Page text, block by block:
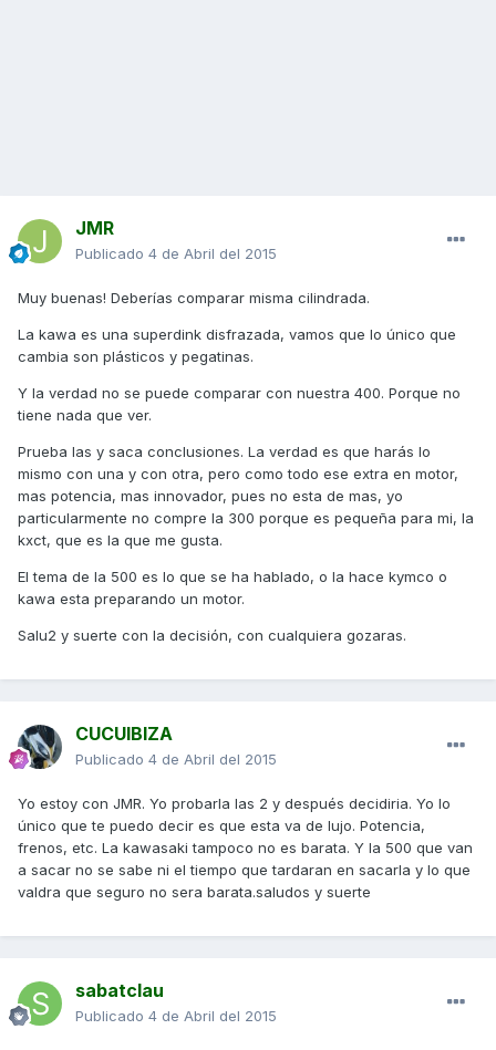
JMR
Publicado 4 de Abril del 2015
Muy buenas! Deberías comparar misma cilindrada.
La kawa es una superdink disfrazada, vamos que lo único que
cambia son plásticos y pegatinas.
Y la verdad no se puede comparar con nuestra 400. Porque no
tiene nada que ver.
Prueba las y saca conclusiones. La verdad es que harás lo
mismo con una y con otra, pero como todo ese extra en motor,
mas potencia, mas innovador, pues no esta de mas, yo
particularmente no compre la 300 porque es pequeña para mi, la
kxct, que es la que me gusta.
El tema de la 500 es lo que se ha hablado, o la hace kymco o
kawa esta preparando un motor.
Salu2 y suerte con la decisión, con cualquiera gozaras.
CUCUIBIZA
Publicado 4 de Abril del 2015
Yo estoy con JMR. Yo probarla las 2 y después decidiria. Yo lo
único que te puedo decir es que esta va de lujo. Potencia,
frenos, etc. La kawasaki tampoco no es barata. Y la 500 que van
a sacar no se sabe ni el tiempo que tardaran en sacarla y lo que
valdra que seguro no sera barata.saludos y suerte
sabatclau
Publicado 4 de Abril del 2015